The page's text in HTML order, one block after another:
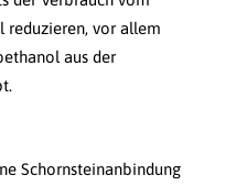
reduzieren, vor allem
aus der
Schornsteinanbindung